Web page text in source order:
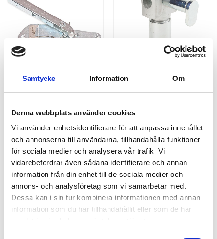
Samtycke Information Om
Denna webbplats använder cookies
Vi använder enhetsidentifierare för att anpassa innehållet
och annonserna till användarna, tillhandahålla funktioner
för sociala medier och analysera vår trafik. Vi
vidarebefordrar även sådana identifierare och annan
information från din enhet till de sociala medier och
annons- och analysföretag som vi samarbetar med.
Dessa kan i sin tur kombinera informationen med annan
information som du har tillhandahållit eller som de har
Sträckindikator - Mäta
åtdragningskraft på spännband
500 & 800 sträckindikator,
anger den verkliga
1 952,00KR
INFO
​Containerlås LAXO | Effektiv
lastsäkring av containerfrakter
utformad för manövrering
ovanifrån
2 495,00
KÖP
ANDRA KÖPTE ÄVEN